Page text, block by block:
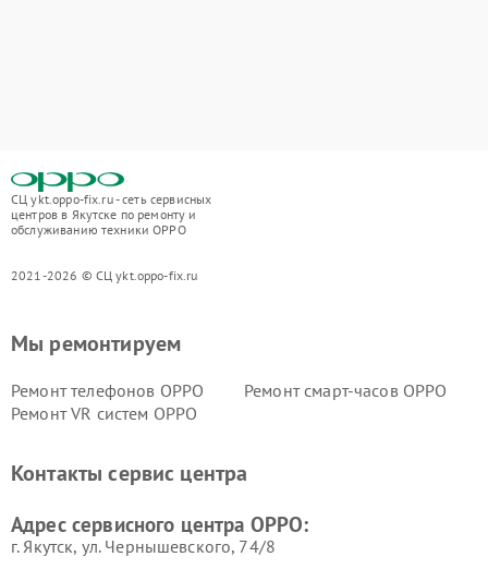
СЦ ykt.oppo-fix.ru - сеть сервисных
центров в Якутске по ремонту и
обслуживанию техники OPPO
2021-2026 © СЦ ykt.oppo-fix.ru
Мы ремонтируем
Ремонт телефонов OPPO
Ремонт смарт-часов OPPO
Ремонт VR систем OPPO
Контакты сервис центра
Адрес сервисного центра OPPO:
г. Якутск, ул. Чернышевского, 74/8